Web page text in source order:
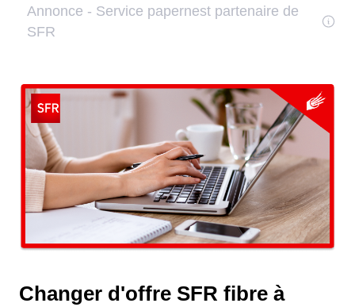
Changer d'offre SFR fibre à